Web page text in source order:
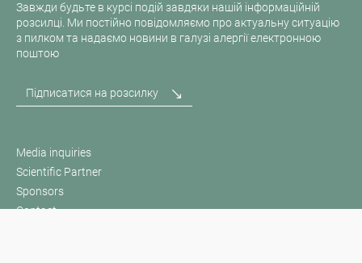
Завжди будьте в курсі подій завдяки нашій інформаційній
розсилці. Ми постійно повідомляємо про актуальну ситуацію
з пилком та надаємо новини в галузі алергії електронною
поштою
Підписатися на розсилку
Media inquiries
Scientific Partner
Sponsors
Contact